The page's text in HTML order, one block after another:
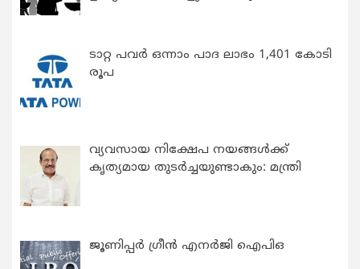
ടാറ്റ പവർ ഒന്നാം പാദ ലാഭം 1,401 കോടി
രൂപ
വ്യവസായ നിക്ഷേപ നയങ്ങള്‍ക്ക്
കൃത്യമായ തുടര്‍ച്ചയുണ്ടാകും: മന്ത്രി
ജൂണിപ്പർ ഗ്രീൻ എനർജി ഐപിഒ